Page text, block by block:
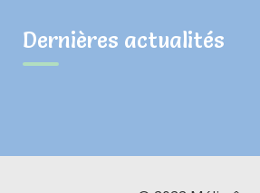
Dernières actualités